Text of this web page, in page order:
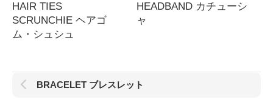
HAIR TIES
SCRUNCHIE ヘアゴ
ム・シュシュ
HEADBAND カチューシ
ャ
BRACELET ブレスレット